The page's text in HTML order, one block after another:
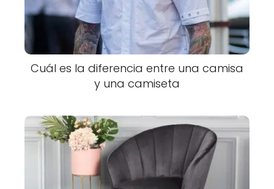
Cuál es la diferencia entre una camisa
y una camiseta